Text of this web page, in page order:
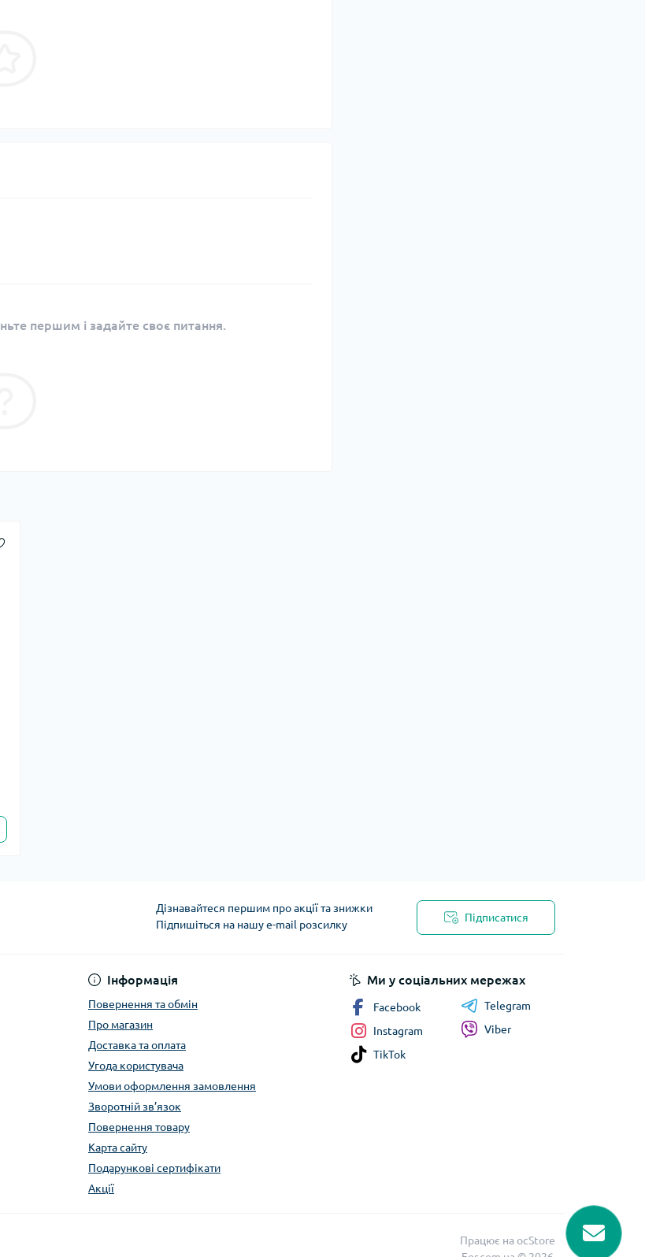
першим і задайте своє питання.
Дізнавайтеся першим про акції та знижки
Підпишіться на нашу e-mail розсилку
Підписатися
Інформація
Повернення та обмін
Про магазин
Доставка та оплата
Угода користувача
Умови оформлення замовлення
Зворотній зв’язок
Повернення товару
Карта сайту
Подарункові сертифікати
Акції
Ми у соціальних мережах
Facebook
Instagram
TikTok
Telegram
Viber
Працює наocStore